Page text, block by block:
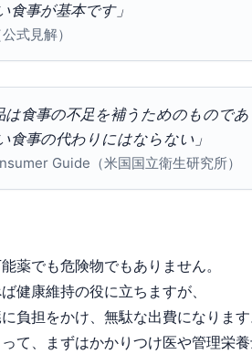
食事が基本です」
式見解）
は食事の不足を補うためのもので
食事の代わりにはならない」
Guide（米国国立衛生研究所）
薬でも危険物でもありません。
健康維持の役に立ちますが、
負担をかけ、無駄な出費になりま
て、まずはかかりつけ医や管理栄